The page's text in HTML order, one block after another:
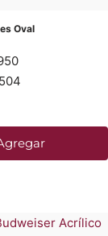
Oval